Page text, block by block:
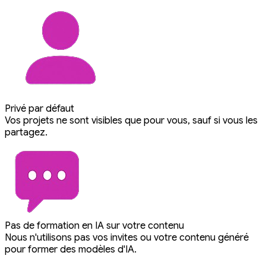
Privé par défaut
Vos projets ne sont visibles que pour vous, sauf si vous les
partagez.
Pas de formation en IA sur votre contenu
Nous n'utilisons pas vos invites ou votre contenu généré
pour former des modèles d'IA.